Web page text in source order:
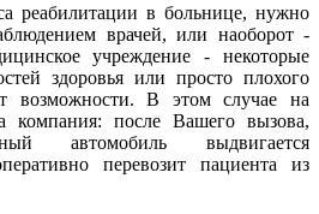
реабилитации в больнице, нужно
врачей, или наоборот -
учреждение - некоторые
здоровья или просто плохого
возможности. В этом случае на
компания: после Вашего вызова,
автомобиль выдвигается
перевозит пациента из